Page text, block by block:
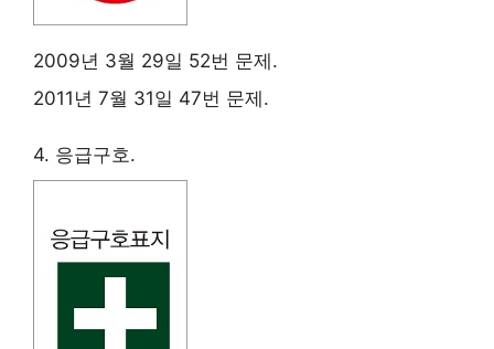
2009년 3월 29일 52번 문제.
2011년 7월 31일 47번 문제.
4. 응급구호.